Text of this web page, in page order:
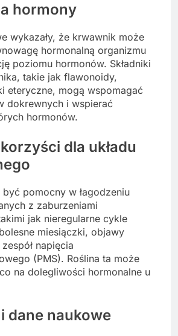
hormony
wykazały, że krwawnik może
hormonalną organizmu
poziomu hormonów. Składniki
takie jak flawonoidy,
eteryczne, mogą wspomagać
dokrewnych i wspierać
hormonów.
dla układu
pomocny w łagodzeniu
z zaburzeniami
jak nieregularne cykle
miesiączki, objawy
napięcia
(PMS). Roślina ta może
na dolegliwości hormonalne u
dane naukowe